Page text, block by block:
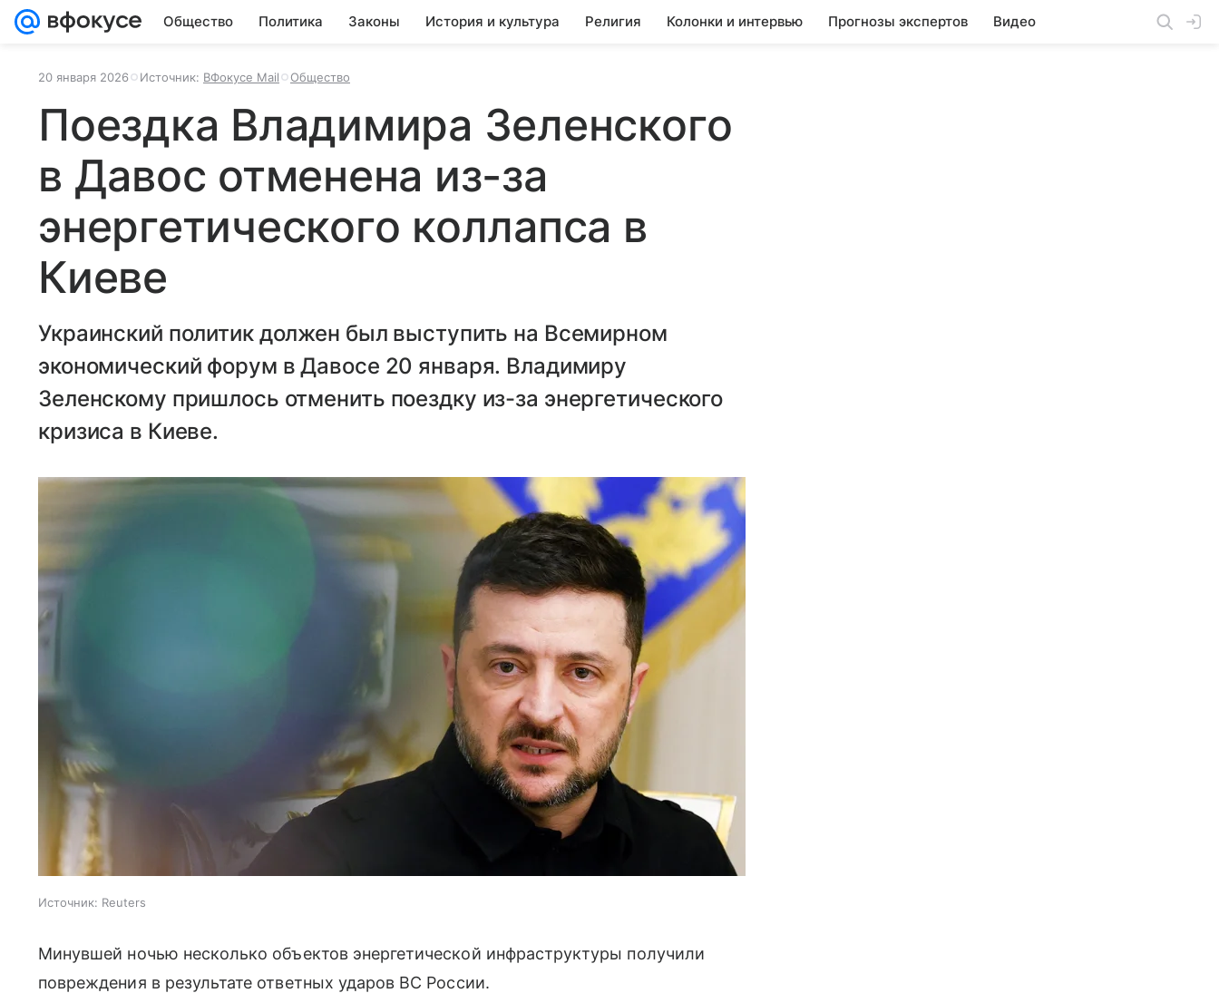
Общество Политика Законы История и культура Религия Колонки и интервью Прогнозы экспертов Видео
20 января 2026 Источник: ВФокусе Mail Общество
Поездка Владимира Зеленского
в Давос отменена из-за
энергетического коллапса в
Киеве
Украинский политик должен был выступить на Всемирном
экономический форум в Давосе 20 января. Владимиру
Зеленскому пришлось отменить поездку из-за энергетического
кризиса в Киеве.
Источник: Reuters
Минувшей ночью несколько объектов энергетической инфраструктуры получили
повреждения в результате ответных ударов ВС России.